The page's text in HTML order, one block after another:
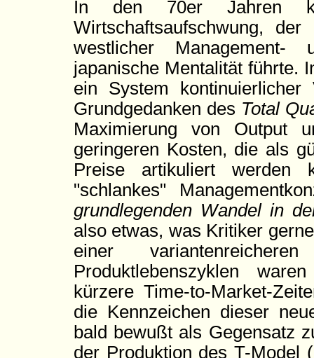
In den 70er Jahren
Wirtschaftsaufschwung,
westlicher Management-
japanische Mentalität führte.
ein System
Grundgedanken des Total
Maximierung von Output
geringeren Kosten, die als
Preise artikuliert
"schlankes"
grundlegenden Wandel in
also etwas, was Kritiker
einer
Produktlebenszyklen
kürzere Time-to-Market-
die Kennzeichen dieser
bald bewußt als Gegensatz
der Produktion des T-Model